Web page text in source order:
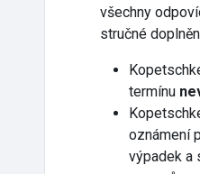
všechny
stručné
termínu
oznámení
výpadek a